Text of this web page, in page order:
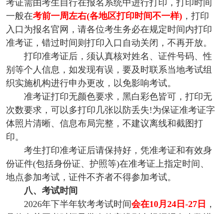
考证需由考生自行在报名系统中进行打印，打印时间
一般在考前一周左右(各地区打印时间不一样)，打印
入口为报名官网，请各位考生务必在规定时间内打印
准考证，错过时间则打印入口自动关闭，不再开放。
打印准考证后，须认真核对姓名、证件号码、性
别等个人信息，如发现有误，要及时联系当地考试组
织实施机构进行申办更改，以免影响考试。
准考证打印无颜色要求，黑白彩色皆可，打印无
次数要求，可以多打印几张以防丢失!为保证准考证字
体照片清晰、信息布局完整，不建议离线和截图打
印。
考生打印准考证后请保持好，凭准考证和有效身
份证件(包括身份证、护照等)在准考证上指定时间、
地点参加考试，证件不齐者不得参加考试。
八、考试时间
2026年下半年软考考试时间会在10月24日-27日 ，